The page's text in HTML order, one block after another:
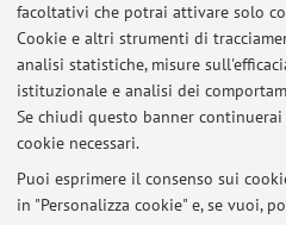
facoltativi che potrai attivare solo
Cookie e altri strumenti di
analisi statistiche, misure
istituzionale e analisi dei
Se chiudi questo banner
cookie necessari.
Puoi esprimere il consenso sui
in "Personalizza cookie" e, se vuoi,
Tramite appuntamento da
Nuovo Campus di Cesena ufficio
L'orario usuale di ricevimento è il
appuntamento preliminare).